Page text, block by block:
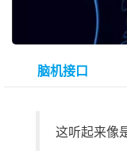
脑机接口
这听起来像